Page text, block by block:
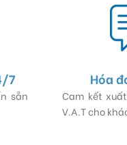
7
sẵn
Hóa
Cam kết
V.A.T cho